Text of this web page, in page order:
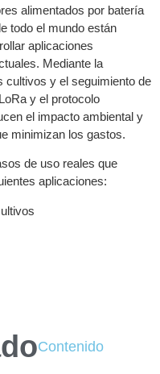
alimentados por batería
todo el mundo están
aplicaciones
Mediante la
cultivos y el seguimiento de
y el protocolo
el impacto ambiental y
minimizan los gastos.
de uso reales que
aplicaciones:
Contenido